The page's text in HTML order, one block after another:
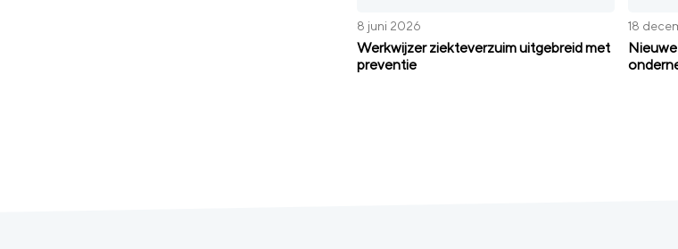
8 juni 2026
Werkwijzer ziekteverzuim uitgebreid met
preventie
18